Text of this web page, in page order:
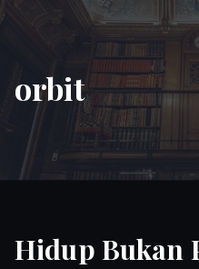
orbit
Hidup Bukan